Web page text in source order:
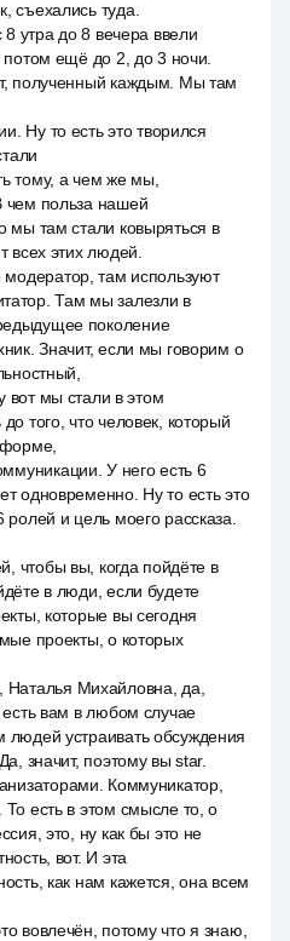
съехались туда.
утра до 8 вечера ввели
ещё до 2, до 3 ночи.
полученный каждым. Мы там
Ну то есть это творился
тому, а чем же мы,
чем польза нашей
мы там стали ковыряться в
всех этих людей.
там используют
Там мы залезли в
поколение
Значит, если мы говорим о
вот мы стали в этом
того, что человек, который
У него есть 6
одновременно. Ну то есть это
и цель моего рассказа.
чтобы вы, когда пойдёте в
в люди, если будете
которые вы сегодня
проекты, о которых
Михайловна, да,
есть вам в любом случае
устраивать обсуждения
значит, поэтому вы star.
Коммуникатор,
есть в этом смысле то, о
это, ну как бы это не
вот. И эта
как нам кажется, она всем
вовлечён, потому что я знаю,